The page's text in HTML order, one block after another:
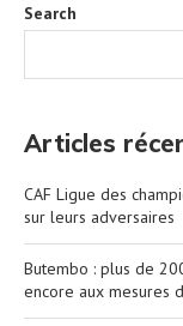
Search
Articles
CAF Ligue des
sur leurs adversaires
Butembo : plus de
encore aux mesures